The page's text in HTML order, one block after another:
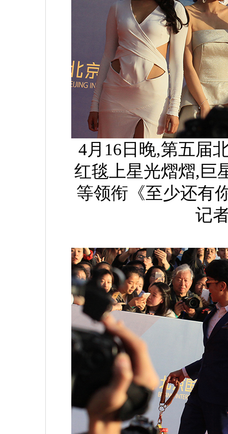
4月16日晚,第五届
红毯上星光熠熠,巨
等领衔《至少还有
记